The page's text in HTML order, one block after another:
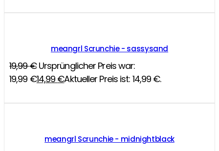
meangrl Scrunchie - sassysand
19,99€ Ursprünglicher Preis war:
19,99 €14,99 €Aktueller Preis ist: 14,99 €.
meangrl Scrunchie - midnightblack